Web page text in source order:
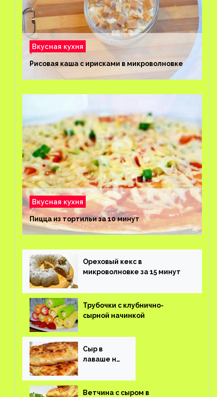
Вкусная кухня
Рисовая каша с ирисками в микроволновке
Вкусная кухня
Пицца из тортильи за 10 минут
Ореховый кекс в
микроволновке за 15 минут
Трубочки с клубнично-
сырной начинкой
Сыр в
лаваше на
Ветчина с сыром в